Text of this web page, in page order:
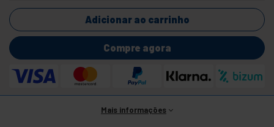
Adicionar ao carrinho
Compre agora
Mais informações